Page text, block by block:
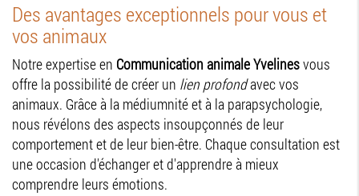
Des avantages exceptionnels pour vous et
vos animaux
Notre expertise en Communication animale Yvelinesvous
offre la possibilité de créer un lien profondavec vos
animaux. Grâce à la médiumnité et à la parapsychologie,
nous révélons des aspects insoupçonnés de leur
comportement et de leur bien-être. Chaque consultation est
une occasion d'échanger et d'apprendre à mieux
comprendre leurs émotions.